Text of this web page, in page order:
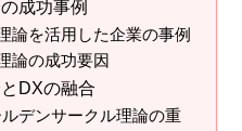
成功事例
論を活用した企業の事例
論の成功要因
DXの融合
デンサークル理論の重